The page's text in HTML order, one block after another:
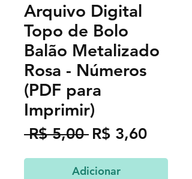
Arquivo Digital
Topo de Bolo
Balão Metalizado
Rosa - Números
(PDF para
Imprimir)
R$ 5,00 Preço
R$ 3,60Preço
Adicionar